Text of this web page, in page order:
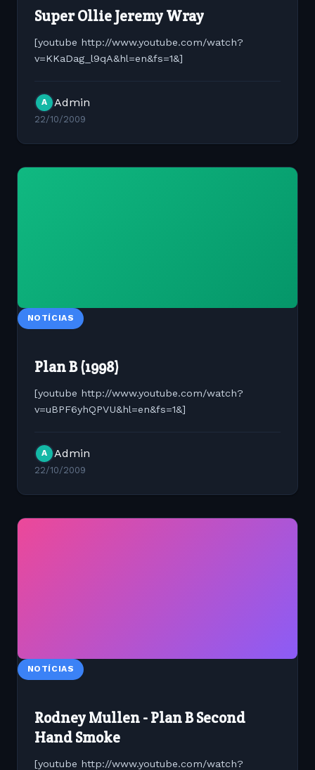
Super Ollie Jeremy Wray
[youtube http://www.youtube.com/watch?
v=KKaDag_l9qA&hl=en&fs=1&]
A Admin
22/10/2009
NOTÍCIAS
Plan B (1998)
[youtube http://www.youtube.com/watch?
v=uBPF6yhQPVU&hl=en&fs=1&]
A Admin
22/10/2009
NOTÍCIAS
Rodney Mullen - Plan B Second
Hand Smoke
[youtube http://www.youtube.com/watch?